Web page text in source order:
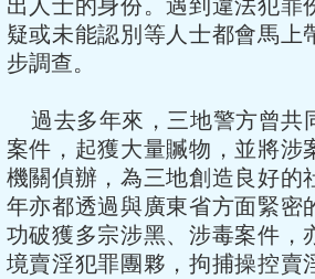
出人士的身份。遇到違法犯罪
疑或未能認別等人士都會馬上
步調查。
過去多年來，三地警方曾共
案件，起獲大量贓物，並將涉
機關偵辦，為三地創造良好的
年亦都透過與廣東省方面緊密
功破獲多宗涉黑、涉毒案件，
境賣淫犯罪團夥，拘捕操控賣